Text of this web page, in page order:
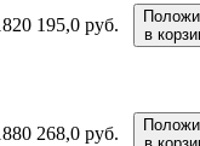
820 195,0 руб.
в
880 268,0 руб.